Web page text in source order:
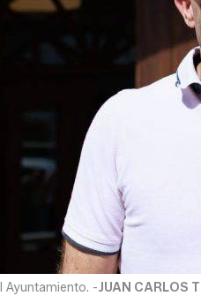
Ayuntamiento. -JUAN CARLOS